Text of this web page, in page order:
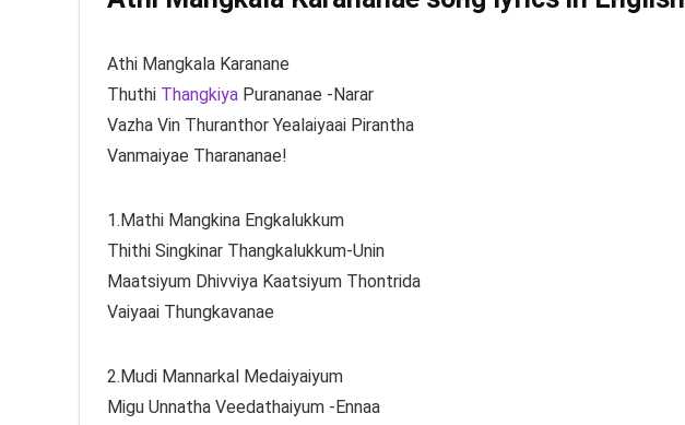
Athi Mangkala Karanane
Thuthi Thangkiya Purananae -Narar
Vazha Vin Thuranthor Yealaiyaai Pirantha
Vanmaiyae Tharananae!
1.Mathi Mangkina Engkalukkum
Thithi Singkinar Thangkalukkum-Unin
Maatsiyum Dhivviya Kaatsiyum Thontrida
Vaiyaai Thungkavanae
2.Mudi Mannarkal Medaiyaiyum
Migu Unnatha Veedathaiyum -Ennaa